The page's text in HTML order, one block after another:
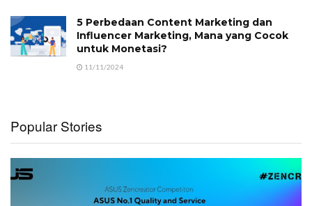
5 Perbedaan Content Marketing dan
Influencer Marketing, Mana yang Cocok
untuk Monetasi?
11/11/2024
Popular Stories